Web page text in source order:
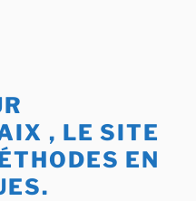
, LE SITE
EN